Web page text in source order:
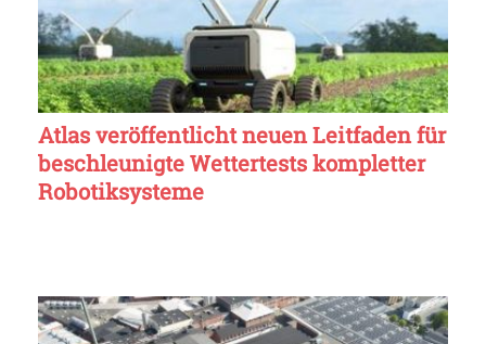
Atlas veröffentlicht neuen Leitfaden für
beschleunigte Wettertests kompletter
Robotiksysteme